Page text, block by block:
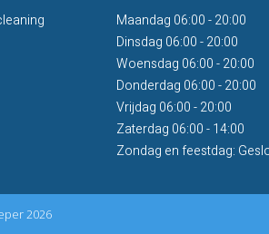
Maandag 06:00 - 20:00
Dinsdag 06:00 - 20:00
Woensdag 06:00 - 20:00
Donderdag 06:00 - 20:00
Vrijdag 06:00 - 20:00
Zaterdag 06:00 - 14:00
Zondag en feestdag:
2026